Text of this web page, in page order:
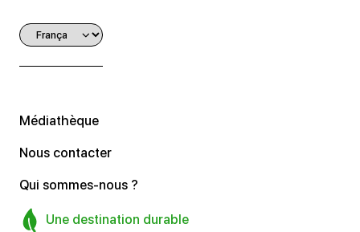
Médiathèque
Nous contacter
Qui sommes-nous ?
Une destination durable